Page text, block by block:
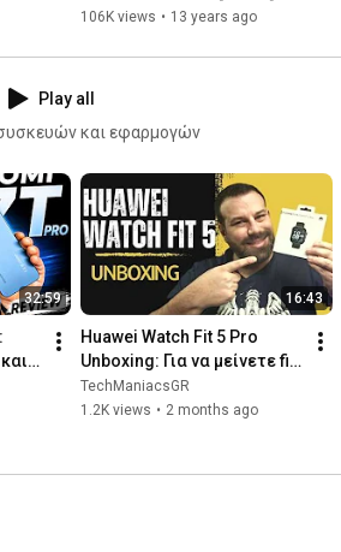
106K views • 13 years ago
Play all
και εφαρμογών
32:59 16:43
Huawei Watch Fit 5 Pro
Unboxing: Για να μείνετε fit
και υγιείς
TechManiacsGR
1.2K views • 2 months ago